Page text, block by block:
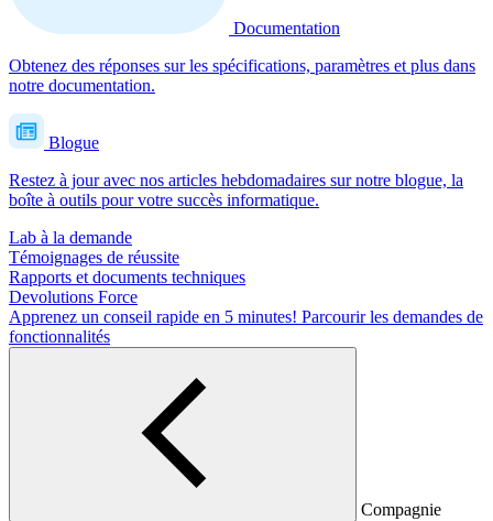
Documentation
Obtenez des réponses sur les spécifications, paramètres et plus dans
notre documentation.
Blogue
Restez à jour avec nos articles hebdomadaires sur notre blogue, la
boîte à outils pour votre succès informatique.
Lab à la demande
Témoignages de réussite
Rapports et documents techniques
Devolutions Force
Apprenez un conseil rapide en 5 minutes! Parcourir les demandes de
fonctionnalités
Compagnie